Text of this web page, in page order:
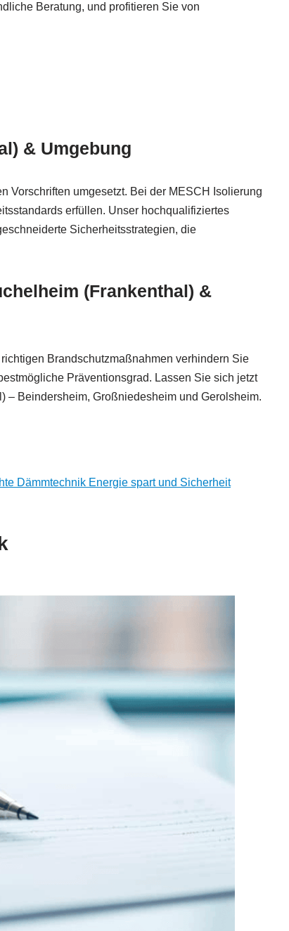
Beratung, und profitieren Sie von
& Umgebung
Vorschriften umgesetzt. Bei der MESCH Isolierung
erfüllen. Unser hochqualifiziertes
Sicherheitsstrategien, die
(Frankenthal) &
Brandschutzmaßnahmen verhindern Sie
Präventionsgrad. Lassen Sie sich jetzt
– Beindersheim, Großniedesheim und Gerolsheim.
Dämmtechnik Energie spart und Sicherheit